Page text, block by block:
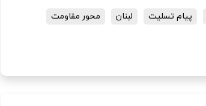
پیام تسلیت لبنان
محور مقاومت